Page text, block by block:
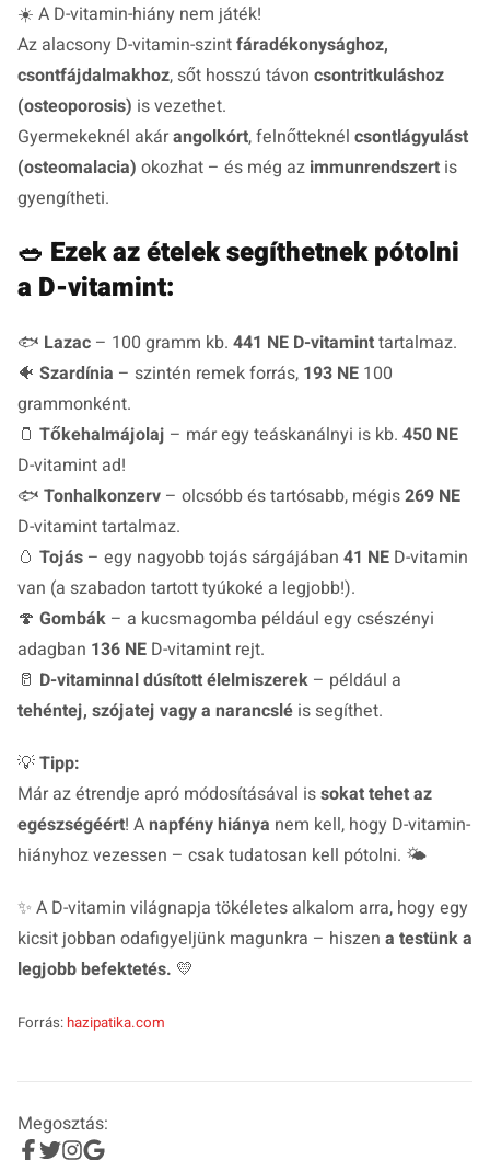
☀️ A D-vitamin-hiány nem játék!
Az alacsony D-vitamin-szintfáradékonysághoz,
csontfájdalmakhoz, sőt hosszú távon csontritkuláshoz
(osteoporosis) is vezethet.
Gyermekeknél akárangolkórt, felnőtteknél csontlágyulást
(osteomalacia) okozhat – és még az immunrendszert is
gyengítheti.
🥗 Ezek az ételek segíthetnek pótolni
a D-vitamint:
🐟 Lazac – 100 gramm kb. 441 NE D-vitaminttartalmaz.
🐠 Szardínia – szintén remek forrás, 193 NE 100
grammonként.
🫙 Tőkehalmájolaj – már egy teáskanálnyi is kb. 450 NE
D-vitamint ad!
🐟 Tonhalkonzerv – olcsóbb és tartósabb, mégis269 NE
D-vitamint tartalmaz.
🥚 Tojás – egy nagyobb tojás sárgájában 41 NE D-vitamin
van (a szabadon tartott tyúkoké a legjobb!).
🍄 Gombák – a kucsmagomba például egy csészényi
adagban 136 NE D-vitamint rejt.
🥛 D-vitaminnal dúsított élelmiszerek – például a
tehéntej, szójatej vagy a narancslé is segíthet.
💡Tipp:
Már az étrendje apró módosításával issokat tehet az
egészségéért! Anapfény hiánya nem kell, hogy D-vitamin-
hiányhoz vezessen – csak tudatosan kell pótolni. 🌤️
✨ A D-vitamin világnapja tökéletes alkalom arra, hogy egy
kicsit jobban odafigyeljünk magunkra – hiszen a testünk a
legjobb befektetés. 💛
Forrás: hazipatika.com
Megosztás: